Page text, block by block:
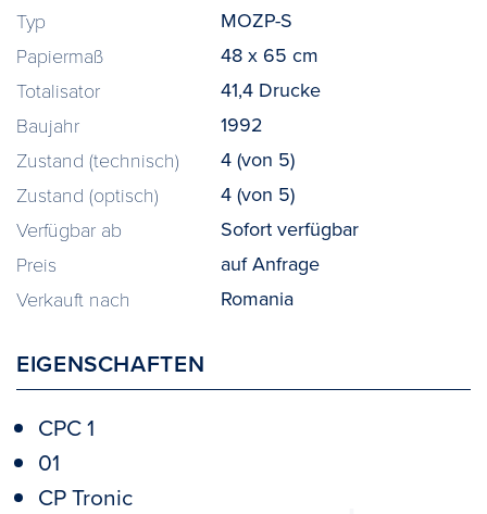
Typ MOZP-S
Papiermaß 48 x 65 cm
Totalisator 41,4 Drucke
Baujahr 1992
Zustand (technisch) 4 (von 5)
Zustand (optisch) 4 (von 5)
Verfügbar ab Sofort verfügbar
Preis auf Anfrage
Verkauft nach Romania
EIGENSCHAFTEN
CPC 1
01
CP Tronic